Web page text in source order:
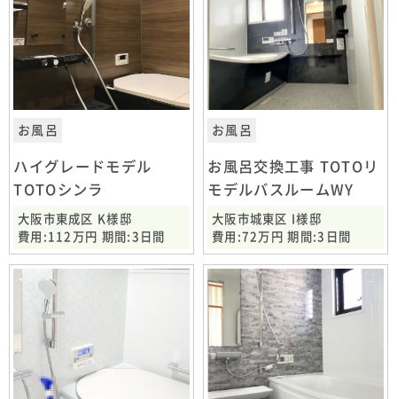
お風呂
ハイグレードモデル
TOTOシンラ
大阪市東成区 K様邸
費用:112万円 期間:3日間
お風呂
お風呂交換工事 TOTOリ
モデルバスルームWY
大阪市城東区 I様邸
費用:72万円 期間:3日間